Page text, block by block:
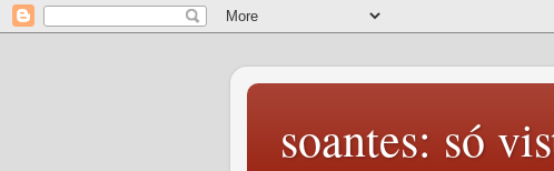
soantes: só